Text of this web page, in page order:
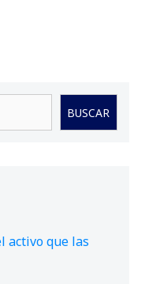
BUSCAR
activo que las